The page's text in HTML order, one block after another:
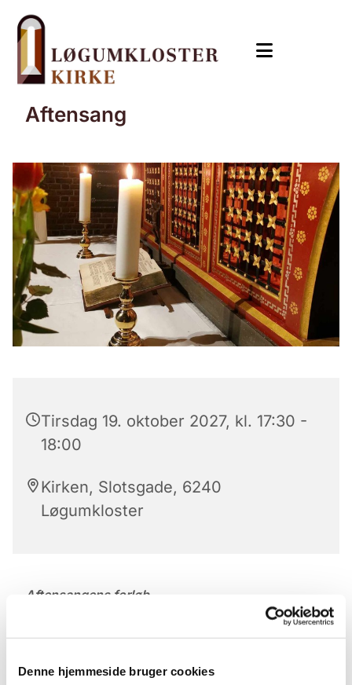
Denne hjemmeside bruger cookies
Aftensang
Tirsdag 19. oktober 2027, kl. 17:30 -
18:00
Kirken, Slotsgade, 6240
Løgumkloster
Aftensangens forløb
Der er aftensang mandag til lørdag kl. 17.30 – 18 i
Aftensangens forløb (med undtagelse af onsdag)